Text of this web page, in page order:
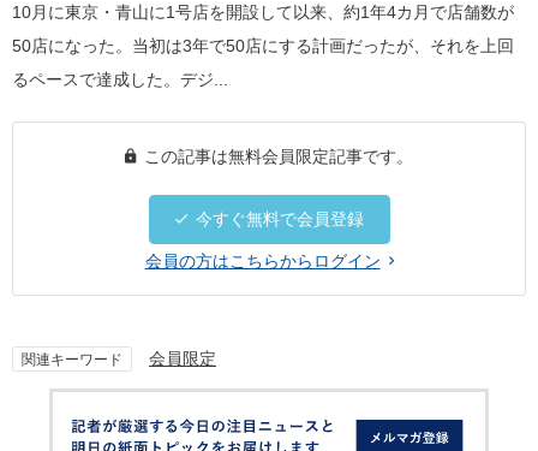
10月に東京・青山に1号店を開設して以来、約1年4カ月で店舗数が
50店になった。当初は3年で50店にする計画だったが、それを上回
るペースで達成した。デジ...
この記事は無料会員限定記事です。
今すぐ無料で会員登録
会員の方はこちらからログイン
関連キーワード 会員限定